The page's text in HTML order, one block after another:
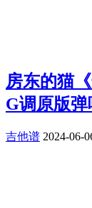
房东的猫
G调原版弹
吉他谱 2024-06-